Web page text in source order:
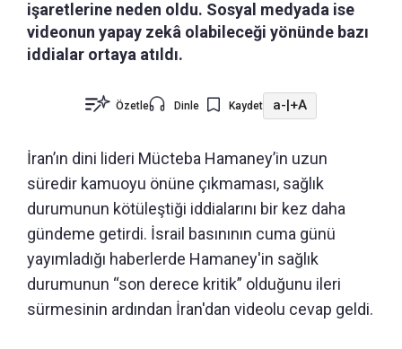
işaretlerine neden oldu. Sosyal medyada ise
videonun yapay zekâ olabileceği yönünde bazı
iddialar ortaya atıldı.
Özetle Dinle Kaydet a-|+A
İran’ın dini lideri Mücteba Hamaney’in uzun
süredir kamuoyu önüne çıkmaması, sağlık
durumunun kötüleştiği iddialarını bir kez daha
gündeme getirdi. İsrail basınının cuma günü
yayımladığı haberlerde Hamaney'in sağlık
durumunun “son derece kritik” olduğunu ileri
sürmesinin ardından İran'dan videolu cevap geldi.